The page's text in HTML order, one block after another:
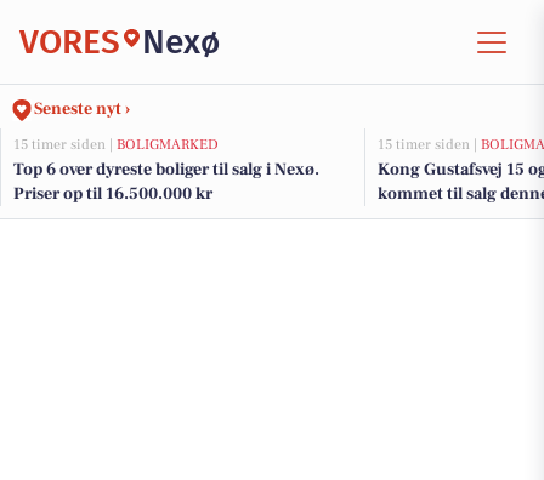
VORES Nexø
Seneste nyt ›
15 timer siden | BOLIGMARKED
Top 6 over dyreste boliger til salg i Nexø.
Priser op til 16.500.000 kr
15 timer siden |
Kong Gustafsvej 15
kommet til salg
boligerne her.